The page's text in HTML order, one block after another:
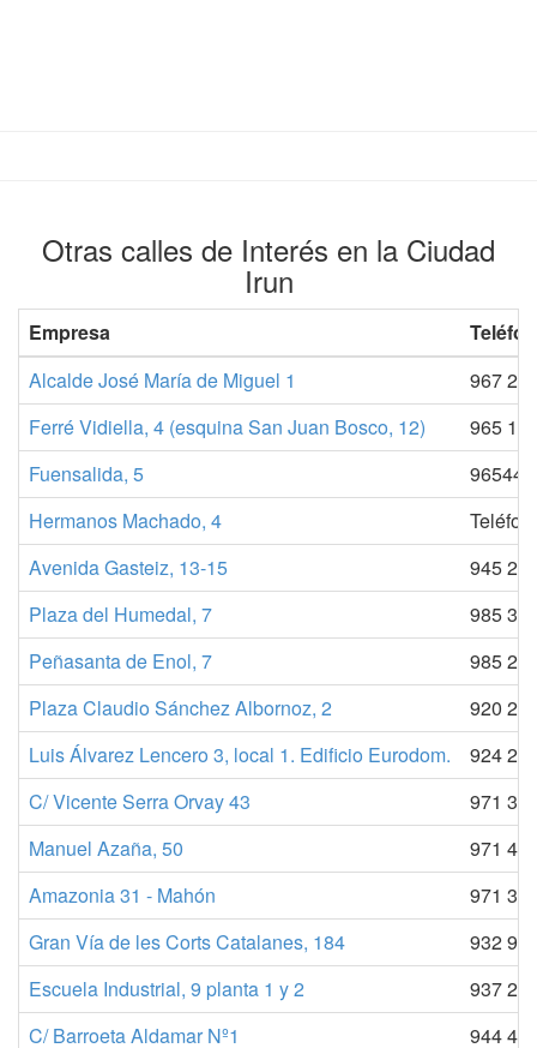
Otras calles de Interés en la Ciudad
Irun
Empresa
Alcalde José María de Miguel 1
967
Ferré Vidiella, 4 (esquina San Juan Bosco, 12)
965
Fuensalida, 5
Hermanos Machado, 4
Avenida Gasteiz, 13-15
945
Plaza del Humedal, 7
985
Peñasanta de Enol, 7
985
Plaza Claudio Sánchez Albornoz, 2
920
Luis Álvarez Lencero 3, local 1. Edificio Eurodom.
924
C/ Vicente Serra Orvay 43
971
Manuel Azaña, 50
971
Amazonia 31 - Mahón
971
Gran Vía de les Corts Catalanes, 184
932
Escuela Industrial, 9 planta 1 y 2
937
C/ Barroeta Aldamar Nº1
944